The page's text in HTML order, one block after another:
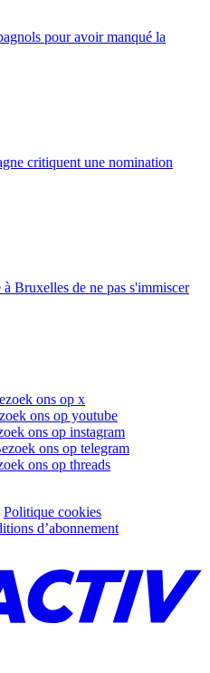
pour avoir manqué la
critiquent une nomination
Bruxelles de ne pas s'immiscer
ons op x
ons op youtube
ons op instagram
ons op telegram
ons op threads
Politique cookies
d’abonnement